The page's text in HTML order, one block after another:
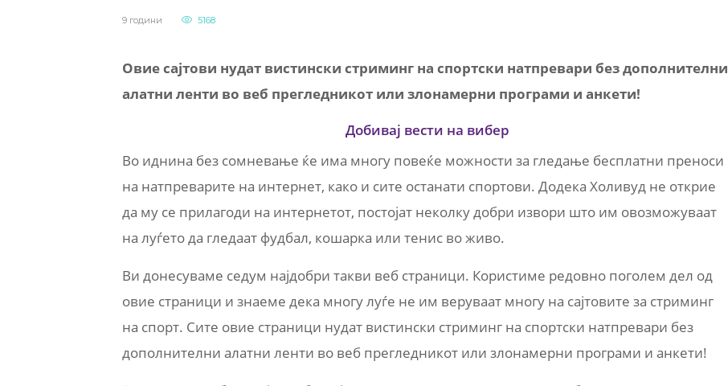
9 години 5168
Овие сајтови нудат вистински стриминг на спортски натпревари без дополнителни
алатни ленти во веб прегледникот или злонамерни програми и анкети!
Добивај вести на вибер
Во иднина без сомневање ќе има многу повеќе можности за гледање бесплатни преноси
на натпреварите на интернет, како и сите останати спортови. Додека Холивуд не открие
да му се прилагоди на интернетот, постојат неколку добри извори што им овозможуваат
на луѓето да гледаат фудбал, кошарка или тенис во живо.
Ви донесуваме седум најдобри такви веб страници. Користиме редовно поголем дел од
овие страници и знаеме дека многу луѓе не им веруваат многу на сајтовите за стриминг
на спорт. Сите овие страници нудат вистински стриминг на спортски натпревари без
дополнителни алатни ленти во веб прегледникот или злонамерни програми и анкети!